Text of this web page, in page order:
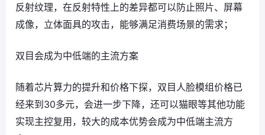
反射纹理，在反射特性上的差异都可以防止照片、屏幕
成像，立体面具的攻击，能够满足消费场景的需求；
双目会成为中低端的主流方案
随着芯片算力的提升和价格下探，双目人脸模组价格已
经来到30多元，会进一步下降，还可以猫眼等其他功能
实现主控复用，较大的成本优势会成为中低端主流方